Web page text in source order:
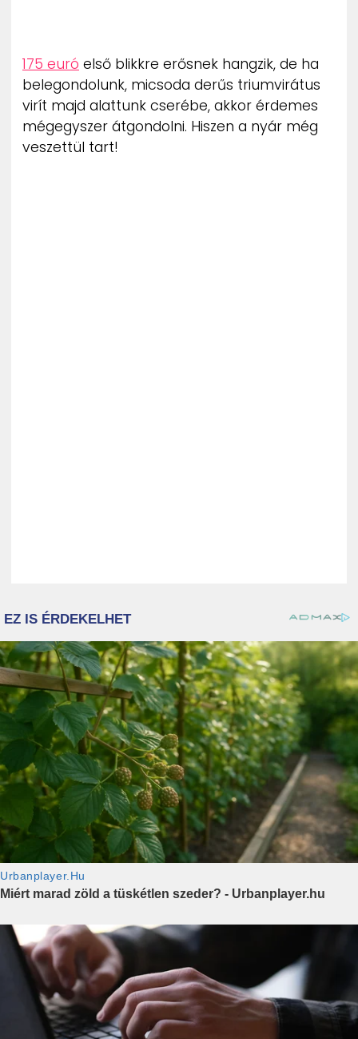
175 euró első blikkre erősnek hangzik, de ha
belegondolunk, micsoda derűs triumvirátus
virít majd alattunk cserébe, akkor érdemes
mégegyszer átgondolni. Hiszen a nyár még
veszettül tart!